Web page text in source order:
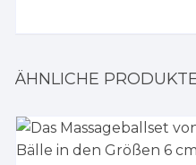
ÄHNLICHE